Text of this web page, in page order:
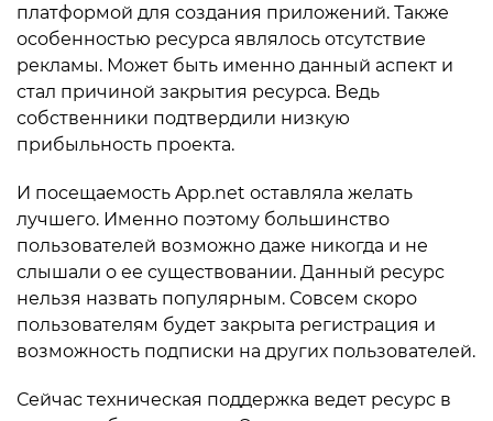
платформой для создания приложений. Также
особенностью ресурса являлось отсутствие
рекламы. Может быть именно данный аспект и
стал причиной закрытия ресурса. Ведь
собственники подтвердили низкую
прибыльность проекта.
И посещаемость App.net оставляла желать
лучшего. Именно поэтому большинство
пользователей возможно даже никогда и не
слышали о ее существовании. Данный ресурс
нельзя назвать популярным. Совсем скоро
пользователям будет закрыта регистрация и
возможность подписки на других пользователей.
Сейчас техническая поддержка ведет ресурс в